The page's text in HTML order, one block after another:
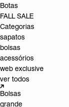
Botas
FALL SALE
Categorias
sapatos
bolsas
acessórios
web exclusive
ver todos
Bolsas
grande